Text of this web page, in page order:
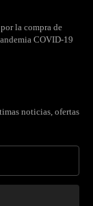
la compra de
COVID-19
noticias, ofertas